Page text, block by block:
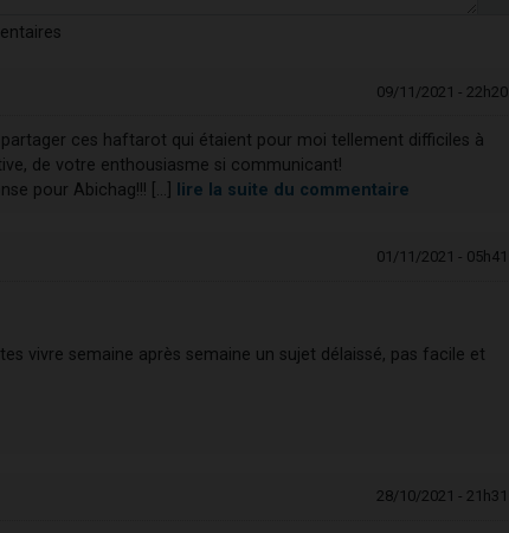
09/11/2021 - 22h20
ces haftarot qui étaient pour moi tellement difficiles à
de votre enthousiasme si communicant!
pour Abichag!!! [...]
lire la suite du commentaire
01/11/2021 - 05h41
vivre semaine après semaine un sujet délaissé, pas facile et
28/10/2021 - 21h31